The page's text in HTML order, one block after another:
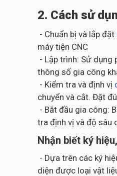
2. Cách sử
- Chuẩn bị và lắp đặt
máy tiện CNC
- Lập trình: Sử dụng
thông số gia công
- Kiểm tra và định vị
chuyển và cắt. Đặt
- Bắt đầu gia công:
tra định vị và độ sâu
Nhận biết ký
- Dựa trên các ký
diện được loại vật